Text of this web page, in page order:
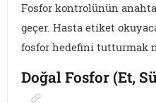
Fosfor kontrolünün
geçer. Hasta etiket
fosfor hedefini tutturmak
Doğal Fosfor (Et,